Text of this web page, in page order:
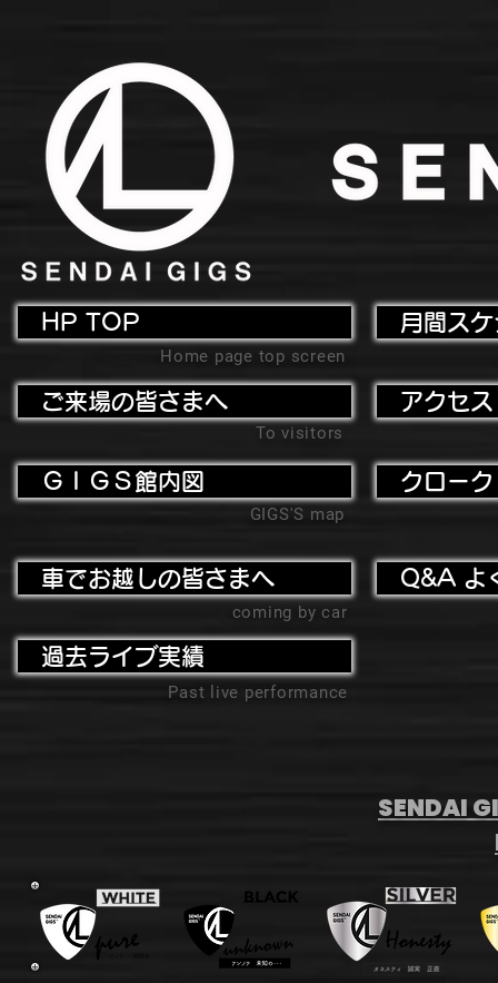
HP TOP
Home page top screen
ご来場の皆さまへ
To visitors
ＧＩＧＳ館内図
GIGS'S map
月間ス
アクセ
クローク
車でお越しの皆さまへ
coming by car
過去ライブ実績
Past live performance
Q&A よ
SENDAI